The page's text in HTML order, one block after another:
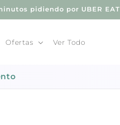
pidiendo por UBER
Ofertas Ver Todo